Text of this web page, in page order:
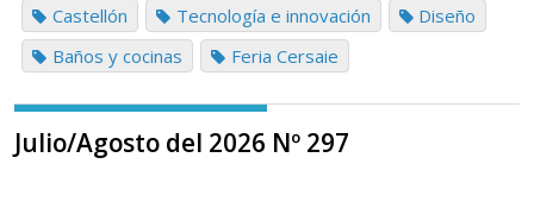
Castellón Tecnología e innovación
Diseño
Baños y cocinas
Feria Cersaie
Julio/Agosto del 2026 Nº 297